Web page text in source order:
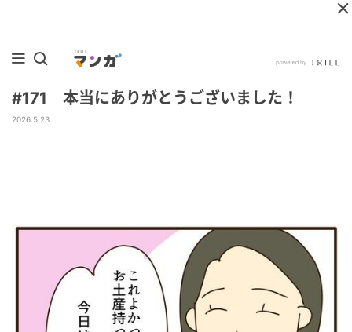
#171 本当にありがとうございました！
2026.5.23